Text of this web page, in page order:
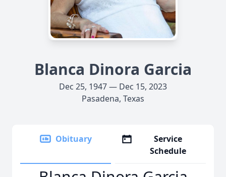
Blanca Dinora Garcia
Dec 25, 1947 — Dec 15, 2023
Pasadena, Texas
Obituary
Service
Schedule